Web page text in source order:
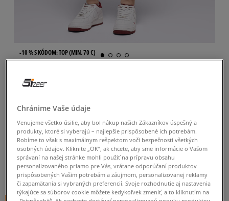
-10 % S KÓDOM: TOP (MIN. 70 €)
NIKE NOHAVICE K NSW CLUB
detské, nohavice
4.9(40 )
40€ -40% (počiatočná cena)
27,20€ -12% (najnižšia cena za posledných 30 dní pred zľavou)
24€cena s DPH
Chránime Vaše údaje
Venujeme všetko úsilie, aby bol nákup našich Zákazníkov úspešný a
produkty, ktoré si vyberajú – najlepšie prispôsobené ich potrebám.
Robíme to však s maximálnym rešpektom voči bezpečnosti všetkých
osobných údajov. Kliknite „OK”, ak chcete, aby sme informácie o Vašom
správaní na našej stránke mohli použiť na prípravu obsahu
personalizovaného priamo pre Vás, vrátane odporúčaní produktov
prispôsobených Vašim potrebám a záujmom, personalizovanej reklamy
či zapamätania si vybraných preferencií. Svoje rozhodnutie aj nastavenia
týkajúce sa súborov cookie môžete kedykoľvek zmeniť, a to kliknutím na